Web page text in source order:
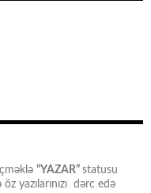
“YAZAR” statusu
yazılarınızı dərc edə